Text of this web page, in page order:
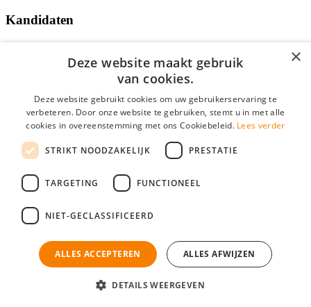
Kandidaten
Vacatures
Over Vacatures Overheid Online
YoungCapital IOS App
YoungCapital Android App
Social
Vacatures Overheid is onderdeel van YoungCapital • © 2026 • KvK nr:
Mogen wij cookies plaatsen? Check hier ons
×
Deze website maakt gebruik
van cookies.
Deze website gebruikt cookies om uw gebruikerservaring te
verbeteren. Door onze website te gebruiken, stemt u in met alle
cookies in overeenstemming met ons Cookiebeleid. Lees verder
STRIKT NOODZAKELIJK PRESTATIE
TARGETING FUNCTIONEEL
NIET-GECLASSIFICEERD
ALLES ACCEPTEREN ALLES AFWIJZEN
DETAILS WEERGEVEN